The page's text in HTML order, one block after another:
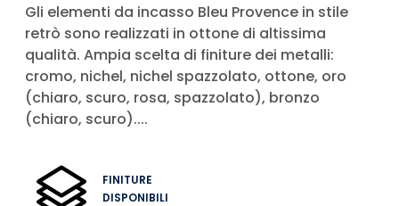
Gli elementi da incasso Bleu Provence in stile
retrò sono realizzati in ottone di altissima
qualità. Ampia scelta di finiture dei metalli:
cromo, nichel, nichel spazzolato, ottone, oro
(chiaro, scuro, rosa, spazzolato), bronzo
(chiaro, scuro)....
FINITURE
DISPONIBILI